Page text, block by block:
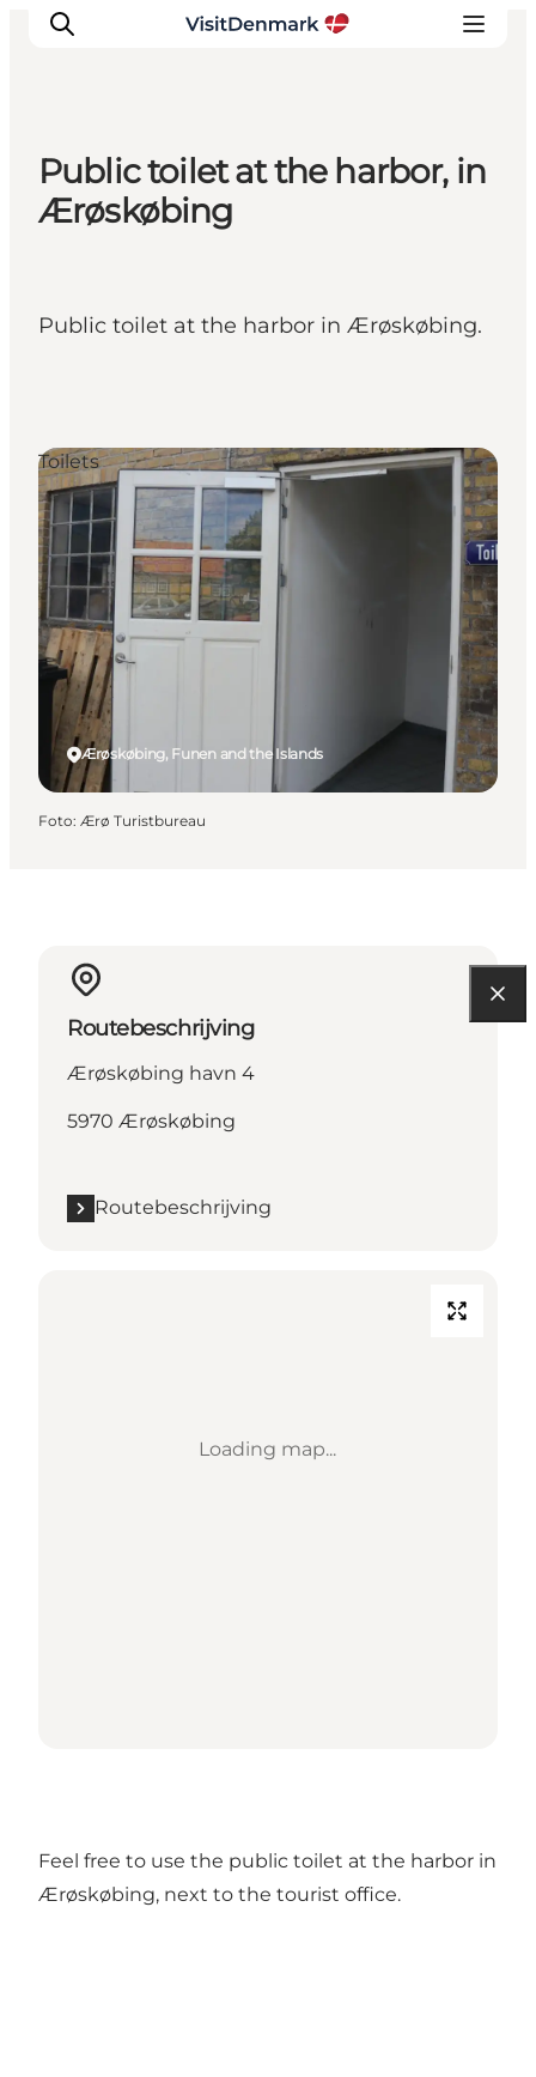
Inspiratie
Bestemmingen
Plan je reis
Public toilet at the harbor, in
Ærøskøbing
Public toilet at the harbor in Ærøskøbing.
Ærøskøbing, Funen and the Islands
Toilets
Foto: Ærø Turistbureau
Routebeschrijving
Ærøskøbing havn 4
5970 Ærøskøbing
Routebeschrijving
Loading map...
Feel free to use the public toilet at the harbor in
Ærøskøbing, next to the tourist office.